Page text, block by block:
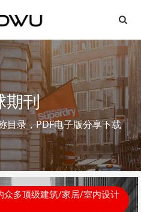
期刊
目录，PDF电子版分享下载
众多顶级建筑/家居/室内设计